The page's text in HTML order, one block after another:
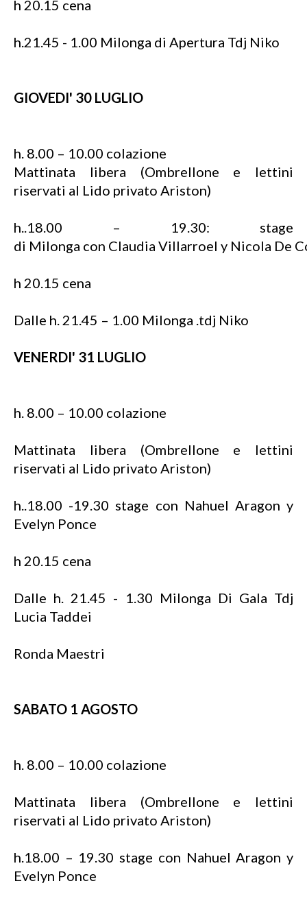
h 20.15 cena
h.21.45 - 1.00 Milonga di Apertura Tdj Niko
GIOVEDI' 30 LUGLIO
h. 8.00 – 10.00 colazione
Mattinata libera (Ombrellone e lettini
riservati al Lido privato Ariston)
h..18.00 – 19.30: stage
di Milonga con Claudia Villarroel y Nicola De
h 20.15 cena
Dalle h. 21.45 – 1.00 Milonga .tdj Niko
VENERDI' 31 LUGLIO
h. 8.00 – 10.00 colazione
Mattinata libera (Ombrellone e lettini
riservati al Lido privato Ariston)
h..18.00 -19.30 stage con Nahuel Aragon y
Evelyn Ponce
h 20.15 cena
Dalle h. 21.45 - 1.30 Milonga Di Gala Tdj
Lucia Taddei
Ronda Maestri
SABATO 1 AGOSTO
h. 8.00 – 10.00 colazione
Mattinata libera (Ombrellone e lettini
riservati al Lido privato Ariston)
h.18.00 – 19.30 stage con Nahuel Aragon y
Evelyn Ponce